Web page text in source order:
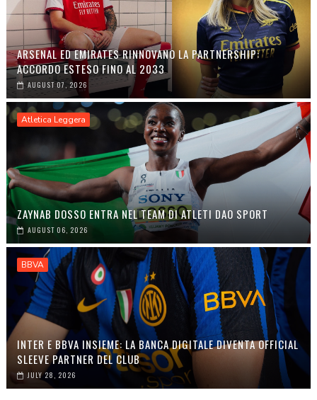
ARSENAL ED EMIRATES RINNOVANO LA PARTNERSHIP:
ACCORDO ESTESO FINO AL 2033
AUGUST 07, 2026
Atletica Leggera
ZAYNAB DOSSO ENTRA NEL TEAM DI ATLETI DAO SPORT
AUGUST 06, 2026
BBVA
INTER E BBVA INSIEME: LA BANCA DIGITALE DIVENTA OFFICIAL
SLEEVE PARTNER DEL CLUB
JULY 28, 2026